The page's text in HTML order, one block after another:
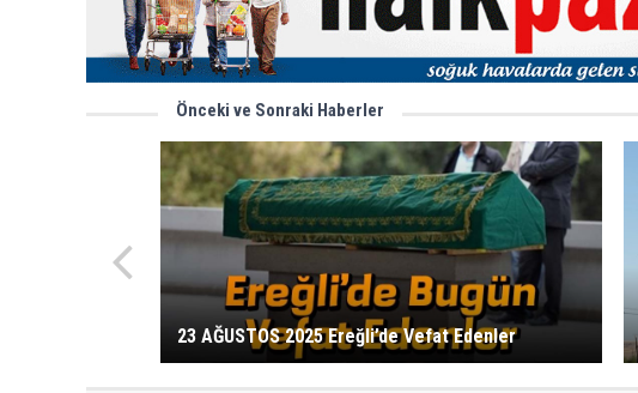
Önceki ve Sonraki Haberler
23 AĞUSTOS 2025 Ereğli’de Vefat Edenler